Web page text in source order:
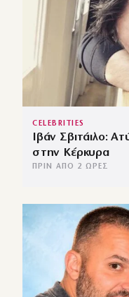
CELEBRITIES
Ιβάν Σβιτάιλο:
στην Κέρκυρα
ΠΡΙΝ ΑΠΌ 2 ΏΡΕΣ